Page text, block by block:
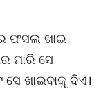
ଫସଲ ଖାଇ
ମାରି ସେ
ଖାଇବାକୁ ଦିଏ।